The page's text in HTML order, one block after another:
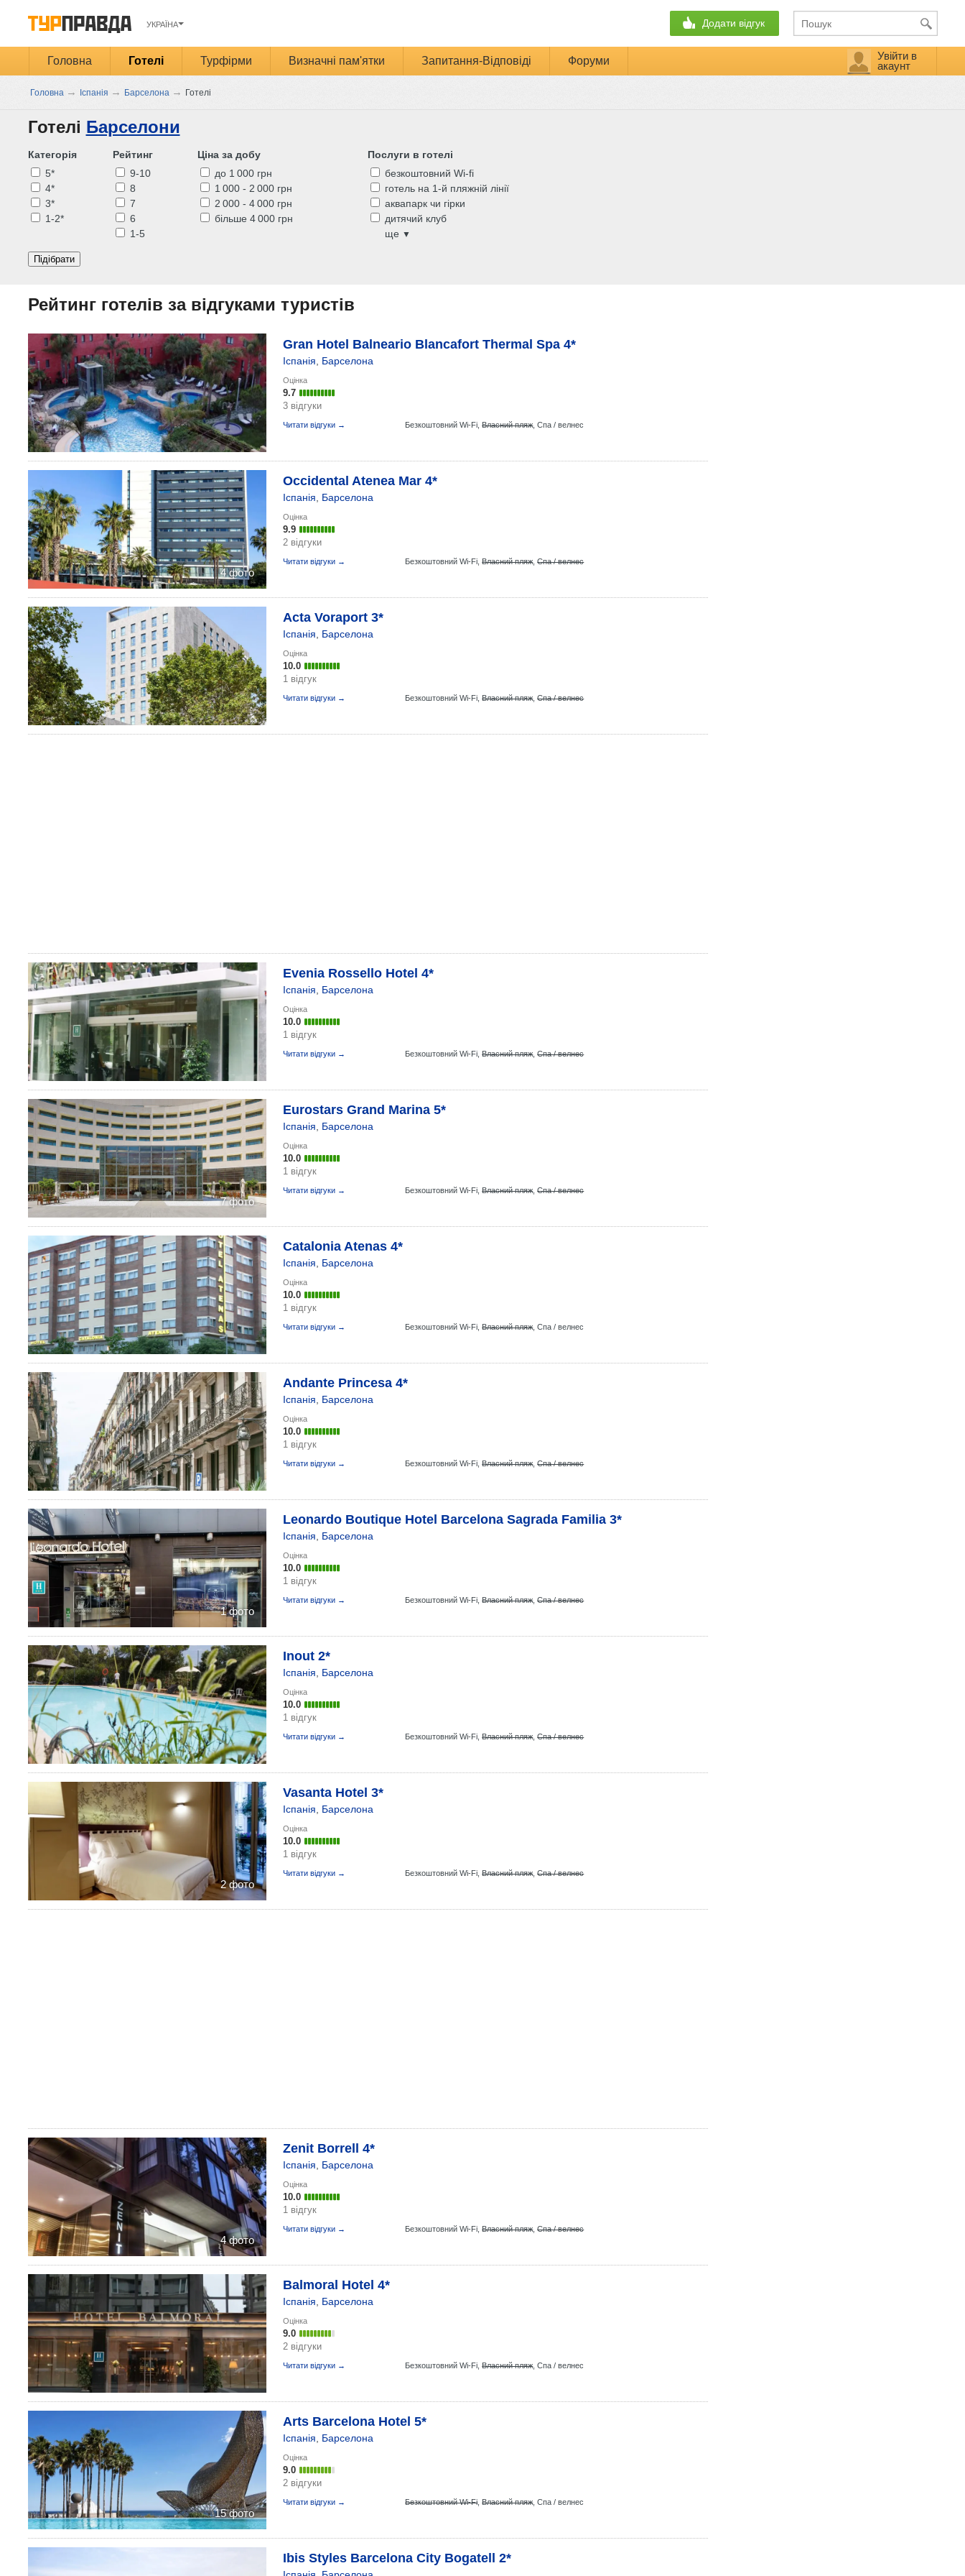
УКРАЇНА Додати відгук
Головна Готелі Турфірми Визначні пам'ятки Запитання-Відповіді Форуми
Увійти в
акаунт
Головна → Іспанія → Барселона → Готелі
Готелі Барселони
Категорія
5*
4*
3*
1-2*
Рейтинг
9-10
8
7
6
1-5
Ціна за добу
до 1 000 грн
1 000 - 2 000 грн
2 000 - 4 000 грн
більше 4 000 грн
Послуги в готелі
безкоштовний Wi-fi
готель на 1-й пляжній лінії
аквапарк чи гірки
дитячий клуб
ще ▼
Підібрати
Рейтинг готелів за відгуками туристів
Gran Hotel Balneario Blancafort Thermal Spa 4*
Іспанія Барселона
Оцінка
9.7
3 відгуки
Читати відгуки → Безкоштовний Wi-Fi, Власний пляж, Спа / велнес
4 фото
Occidental Atenea Mar 4*
Іспанія Барселона
Оцінка
9.9
2 відгуки
Читати відгуки → Безкоштовний Wi-Fi, Власний пляж, Спа / велнес
Acta Voraport 3*
Іспанія Барселона
Оцінка
10.0
1 відгук
Читати відгуки → Безкоштовний Wi-Fi, Власний пляж, Спа / велнес
Evenia Rossello Hotel 4*
Іспанія Барселона
Оцінка
10.0
1 відгук
Читати відгуки → Безкоштовний Wi-Fi, Власний пляж, Спа / велнес
7 фото
Eurostars Grand Marina 5*
Іспанія Барселона
Оцінка
10.0
1 відгук
Читати відгуки → Безкоштовний Wi-Fi, Власний пляж, Спа / велнес
Catalonia Atenas 4*
Іспанія Барселона
Оцінка
10.0
1 відгук
Читати відгуки → Безкоштовний Wi-Fi, Власний пляж, Спа / велнес
Andante Princesa 4*
Іспанія Барселона
Оцінка
10.0
1 відгук
Читати відгуки → Безкоштовний Wi-Fi, Власний пляж, Спа / велнес
1 фото
Leonardo Boutique Hotel Barcelona Sagrada Familia 3*
Іспанія Барселона
Оцінка
10.0
1 відгук
Читати відгуки → Безкоштовний Wi-Fi, Власний пляж, Спа / велнес
Inout 2*
Іспанія Барселона
Оцінка
10.0
1 відгук
Читати відгуки → Безкоштовний Wi-Fi, Власний пляж, Спа / велнес
2 фото
Vasanta Hotel 3*
Іспанія Барселона
Оцінка
10.0
1 відгук
Читати відгуки → Безкоштовний Wi-Fi, Власний пляж, Спа / велнес
4 фото
Zenit Borrell 4*
Іспанія Барселона
Оцінка
10.0
1 відгук
Читати відгуки → Безкоштовний Wi-Fi, Власний пляж, Спа / велнес
Balmoral Hotel 4*
Іспанія Барселона
Оцінка
9.0
2 відгуки
Читати відгуки → Безкоштовний Wi-Fi, Власний пляж, Спа / велнес
15 фото
Arts Barcelona Hotel 5*
Іспанія Барселона
Оцінка
9.0
2 відгуки
Читати відгуки → Безкоштовний Wi-Fi, Власний пляж, Спа / велнес
Ibis Styles Barcelona City Bogatell 2*